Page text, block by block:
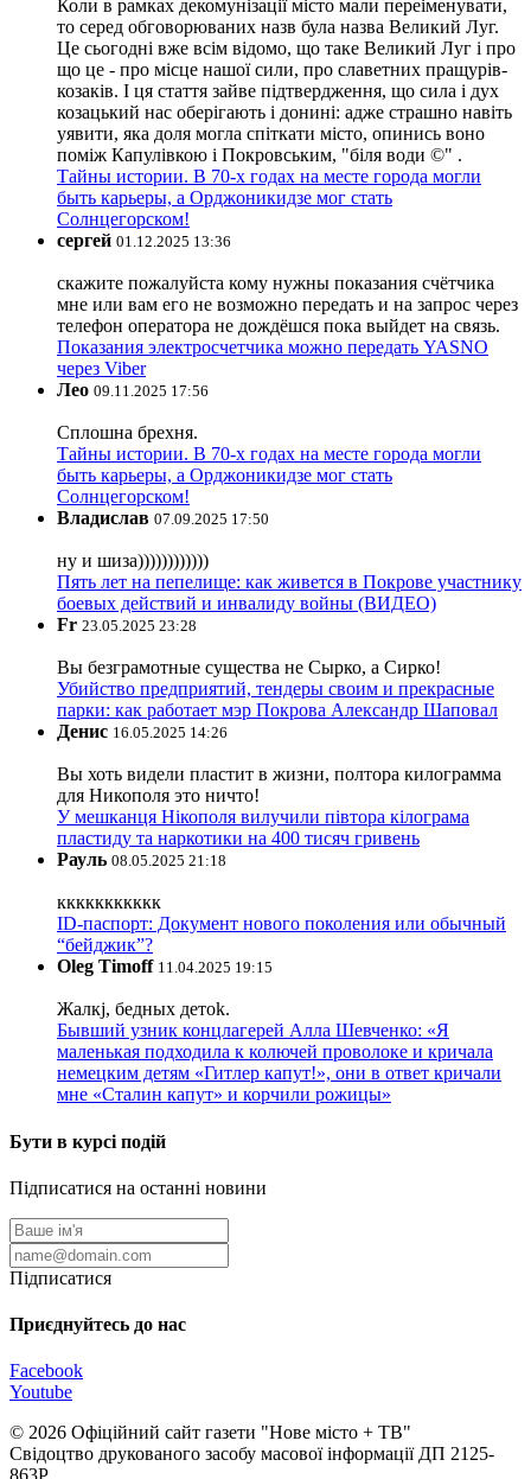
Коли в рамках декомунізації місто мали переіменувати,
то серед обговорюваних назв була назва Великий Луг.
Це сьогодні вже всім відомо, що таке Великий Луг і про
що це - про місце нашої сили, про славетних пращурів-
козаків. І ця стаття зайве підтвердження, що сила і дух
козацький нас оберігають і донині: адже страшно навіть
уявити, яка доля могла спіткати місто, опинись воно
поміж Капулівкою і Покровським, "біля води ©" .
Тайны истории. В 70-х годах на месте города могли
быть карьеры, а Орджоникидзе мог стать
Солнцегорском!
сергей 01.12.2025 13:36
скажите пожалуйста кому нужны показания счётчика
мне или вам его не возможно передать и на запрос через
телефон оператора не дождёшся пока выйдет на связь.
Показания электросчетчика можно передать YASNO
через Viber
Лео 09.11.2025 17:56
Сплошна брехня.
Тайны истории. В 70-х годах на месте города могли
быть карьеры, а Орджоникидзе мог стать
Солнцегорском!
Владислав 07.09.2025 17:50
ну и шиза))))))))))))
Пять лет на пепелище: как живется в Покрове участнику
боевых действий и инвалиду войны (ВИДЕО)
Fr 23.05.2025 23:28
Вы безграмотные существа не Сырко, а Сирко!
Убийство предприятий, тендеры своим и прекрасные
парки: как работает мэр Покрова Александр Шаповал
Денис 16.05.2025 14:26
Вы хоть видели пластит в жизни, полтора килограмма
для Никополя это ничто!
У мешканця Нікополя вилучили півтора кілограма
пластиду та наркотики на 400 тисяч гривень
Рауль 08.05.2025 21:18
ккккккккккк
ID-паспорт: Документ нового поколения или обычный
“бейджик”?
Oleg Timoff 11.04.2025 19:15
Жалкj, бедных детok.
Бывший узник концлагерей Алла Шевченко: «Я
маленькая подходила к колючей проволоке и кричала
немецким детям «Гитлер капут!», они в ответ кричали
мне «Сталин капут» и корчили рожицы»
Бути в курсі подій
Підписатися на останні новини
Підписатися
Приєднуйтесь до нас
Facebook
Youtube
© 2026 Офіційний сайт газети "Нове мiсто + ТВ"
Свідоцтво друкованого засобу масової інформації ДП 2125-